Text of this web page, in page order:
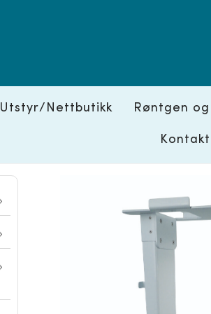
Utstyr/Nettbutikk Røntgen
Kontakt